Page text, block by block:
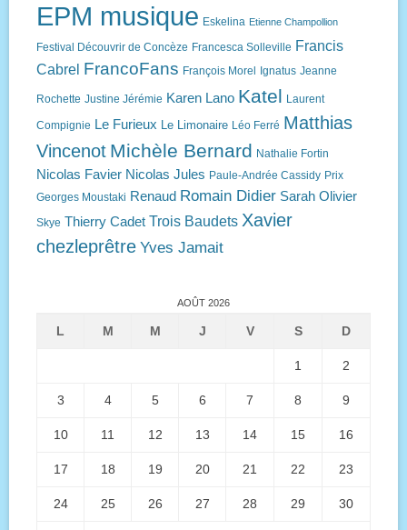
EPM musique Eskelina Etienne Champollion
Festival Découvrir de Concèze Francesca Solleville Francis
Cabrel FrancoFans François Morel Ignatus Jeanne
Rochette Justine Jérémie Karen Lano Katel Laurent
Compignie Le Furieux Le Limonaire Léo Ferré Matthias
Vincenot Michèle Bernard Nathalie Fortin
Nicolas Favier Nicolas Jules Paule-Andrée Cassidy Prix
Georges Moustaki Renaud Romain Didier Sarah Olivier
Skye Thierry Cadet Trois Baudets Xavier
chezleprêtre Yves Jamait
AOÛT 2026
L M M J V S D
1 2
3 4 5 6 7 8 9
10 11 12 13 14 15 16
17 18 19 20 21 22 23
24 25 26 27 28 29 30